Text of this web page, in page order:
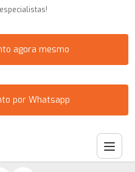
agora mesmo
por Whatsapp